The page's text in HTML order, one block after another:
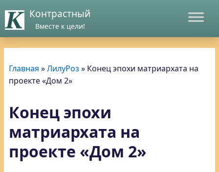
Контрастный
Вместе к цели!
Главная »ЛилуРоз » Конец эпохи матриархата на
проекте «Дом 2»
Конец эпохи
матриархата на
проекте «Дом 2»